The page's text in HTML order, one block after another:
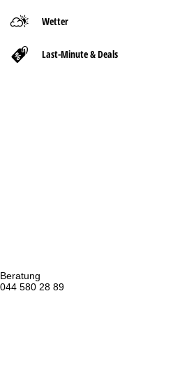
Beratung
044 580 28 89
Wetter
Last-Minute & Deals